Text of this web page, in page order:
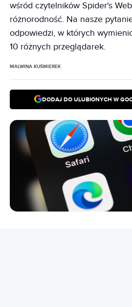
wśród czytelników Spider's
różnorodność. Na nasze
odpowiedzi, w których
10 różnych przeglądarek.
MALWINA KUŚMIEREK
DODAJ DO ULUBIONYCH W